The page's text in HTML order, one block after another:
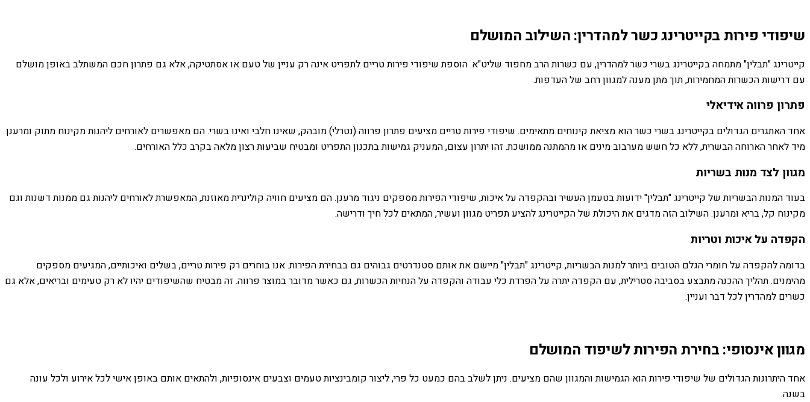
שיפודי פירות בקייטרינג כשר למהדרין: השילוב המושלם
קייטרינג "תבלין" מתמחה בקייטרינג בשרי כשר למהדרין, עם כשרות הרב מחפוד שליט"א. הוספת שיפודי פירות טריים לתפריט אינה רק עניין של טעם או אסתטיקה, אלא גם פתרון חכם המשתלב באופן מושלם
עם דרישות הכשרות המחמירות, תוך מתן מענה למגוון רחב של העדפות.
פתרון פרווה אידיאלי
אחד האתגרים הגדולים בקייטרינג בשרי כשר הוא מציאת קינוחים מתאימים. שיפודי פירות טריים מציעים פתרון פרווה (נטרלי) מובהק, שאינו חלבי ואינו בשרי. הם מאפשרים לאורחים ליהנות מקינוח מתוק ומרענן
מיד לאחר הארוחה הבשרית, ללא כל חשש מערבוב מינים או מהמתנה ממושכת. זהו יתרון עצום, המעניק גמישות בתכנון התפריט ומבטיח שביעות רצון מלאה בקרב כלל האורחים.
מגוון לצד מנות בשריות
בעוד המנות הבשריות של קייטרינג "תבלין" ידועות בטעמן העשיר ובהקפדה על איכות, שיפודי הפירות מספקים ניגוד מרענן. הם מציעים חוויה קולינרית מאוזנת, המאפשרת לאורחים ליהנות גם ממנות דשנות וגם
מקינוח קל, בריא ומרענן. השילוב הזה מדגים את היכולת של הקייטרינג להציע תפריט מגוון ועשיר, המתאים לכל חיך ודרישה.
הקפדה על איכות וטריות
בדומה להקפדה על חומרי הגלם הטובים ביותר למנות הבשריות, קייטרינג "תבלין" מיישם את אותם סטנדרטים גבוהים גם בבחירת הפירות. אנו בוחרים רק פירות טריים, בשלים ואיכותיים, המגיעים מספקים
מהימנים. תהליך ההכנה מתבצע בסביבה סטרילית, עם הקפדה יתרה על הפרדת כלי עבודה והקפדה על הנחיות הכשרות, גם כאשר מדובר במוצר פרווה. זה מבטיח שהשיפודים יהיו לא רק טעימים ובריאים, אלא גם
כשרים למהדרין לכל דבר ועניין.
מגוון אינסופי: בחירת הפירות לשיפוד המושלם
אחד היתרונות הגדולים של שיפודי פירות הוא הגמישות והמגוון שהם מציעים. ניתן לשלב בהם כמעט כל פרי, ליצור קומבינציות טעמים וצבעים אינסופיות, ולהתאים אותם באופן אישי לכל אירוע ולכל עונה
בשנה.